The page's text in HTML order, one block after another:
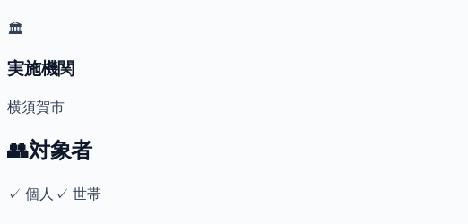
🏛️
実施機関
横須賀市
👥対象者
✓個人 ✓ 世帯